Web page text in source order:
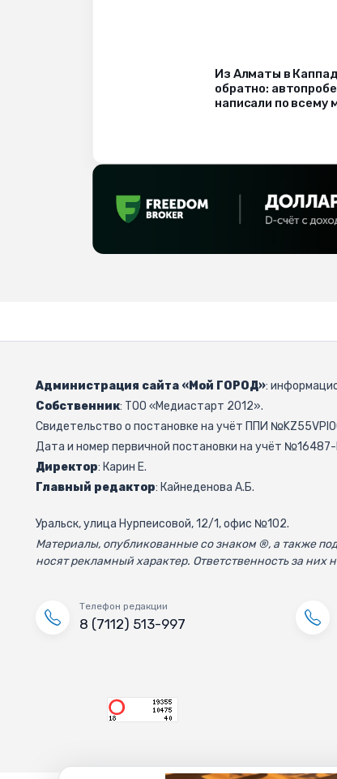
Из Алматы в
обратно:
написали по всему
Администрация сайта «Мой ГОРОД»:
Собственник: ТОО «Медиастарт 2012».
Свидетельство о постановке на учёт ППИ
Дата и номер первичной постановки на учёт
Директор: Карин Е.
Главный редактор: Кайнеденова А.Б.
Уральск, улица Нурпеисовой, 12/1, офис №102.
Материалы, опубликованные со знаком ®, а также
носят рекламный характер. Ответственность за них
Телефон редакции
8 (7112) 513-997